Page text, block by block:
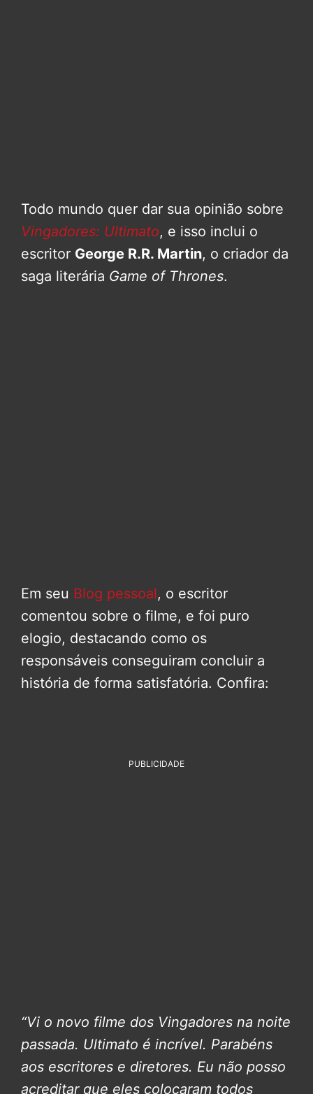
Todo mundo quer dar sua opinião sobre
Vingadores: Ultimato, e isso inclui o
escritor George R.R. Martin, o criador da
saga literária Game of Thrones.
Em seu Blog pessoal, o escritor
comentou sobre o filme, e foi puro
elogio, destacando como os
responsáveis conseguiram concluir a
história de forma satisfatória. Confira:
PUBLICIDADE
“Vi o novo filme dos Vingadores na noite
passada. Ultimato é incrível. Parabéns
aos escritores e diretores. Eu não posso
acreditar que eles colocaram todos